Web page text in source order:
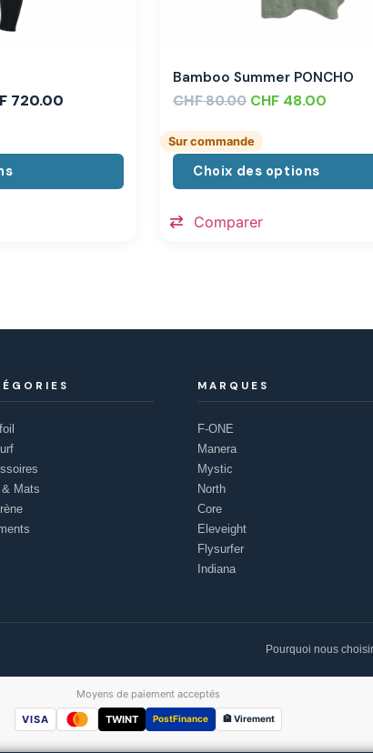
720.00
Bamboo Summer PONCHO
CHF80.00 CHF 48.00
Sur commande
Choix des options
Comparer
& Mats
MARQUES
F-ONE
Manera
Mystic
North
Core
Eleveight
Flysurfer
Indiana
Pourquoi nous choisir
Moyens de paiement acceptés
VISA
TWINT PostFinance 🏦 Virement